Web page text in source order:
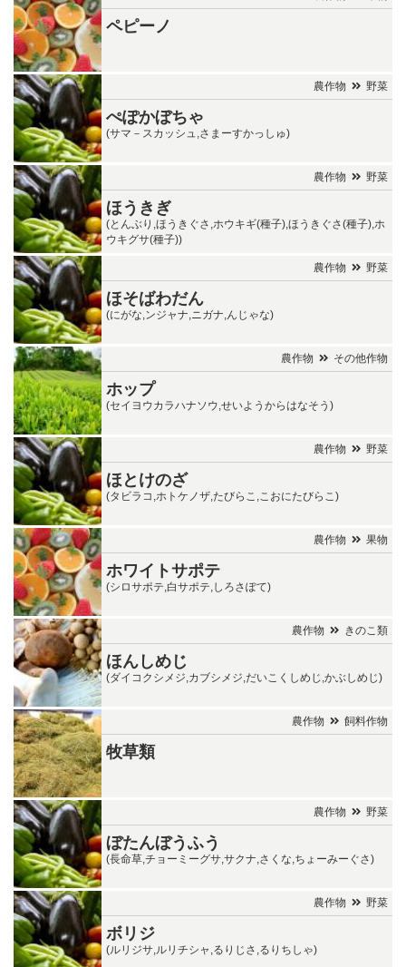
ペピーノ
農作物 野菜
ぺぽかぼちゃ
(サマ－スカッシュ,さまーすかっしゅ)
農作物 野菜
ほうきぎ
(とんぶり,ほうきぐさ,ホウキギ(種子),ほうきぐさ(種子),ホ
ウキグサ(種子))
農作物 野菜
ほそばわだん
(にがな,ンジャナ,ニガナ,んじゃな)
農作物 その他作物
ホップ
(セイヨウカラハナソウ,せいようからはなそう)
農作物 野菜
ほとけのざ
(タビラコ,ホトケノザ,たびらこ,こおにたびらこ)
農作物 果物
ホワイトサポテ
(シロサポテ,白サポテ,しろさぽて)
農作物 きのこ類
ほんしめじ
(ダイコクシメジ,カブシメジ,だいこくしめじ,かぶしめじ)
農作物 飼料作物
牧草類
農作物 野菜
ぼたんぼうふう
(長命草,チョーミーグサ,サクナ,さくな,ちょーみーぐさ)
農作物 野菜
ボリジ
(ルリジサ,ルリチシャ,るりじさ,るりちしゃ)